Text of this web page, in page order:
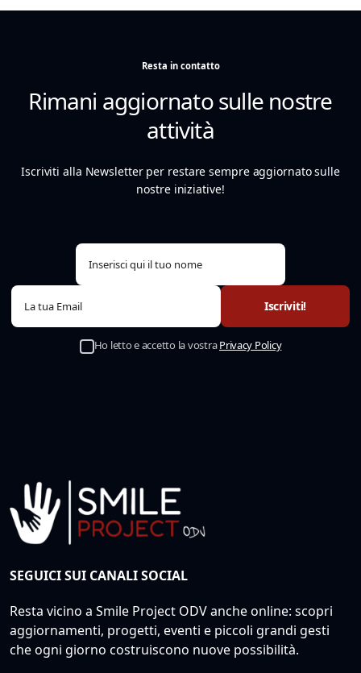
Resta in contatto
Rimani aggiornato sulle nostre
attività
Iscriviti alla Newsletter per restare sempre aggiornato sulle
nostre iniziative!
Ho letto e accetto la vostraPrivacy Policy
SEGUICI SUI CANALI SOCIAL
Resta vicino a Smile Project ODV anche online: scopri
aggiornamenti, progetti, eventi e piccoli grandi gesti
che ogni giorno costruiscono nuove possibilità.